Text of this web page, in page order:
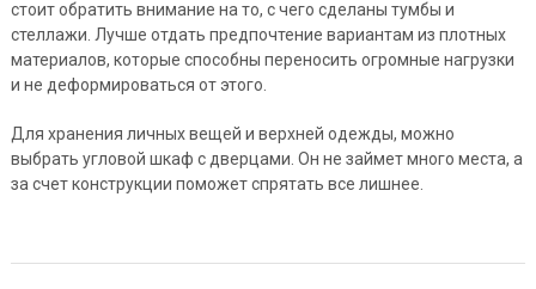
стоит обратить внимание на то, с чего сделаны тумбы и
стеллажи. Лучше отдать предпочтение вариантам из плотных
материалов, которые способны переносить огромные нагрузки
и не деформироваться от этого.
Для хранения личных вещей и верхней одежды, можно
выбрать угловой шкаф с дверцами. Он не займет много места, а
за счет конструкции поможет спрятать все лишнее.